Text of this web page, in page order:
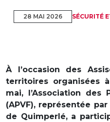
28 MAI 2026 SÉCURITÉ
À l’occasion des
territoires organisées
mai, l’Association des
(APVF), représentée
de Quimperlé, a